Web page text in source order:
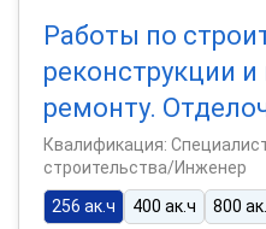
Работы по
реконструкции
ремонту.
Квалификация:
строительства/Инженер
256 ак.ч
400 ак.ч 800